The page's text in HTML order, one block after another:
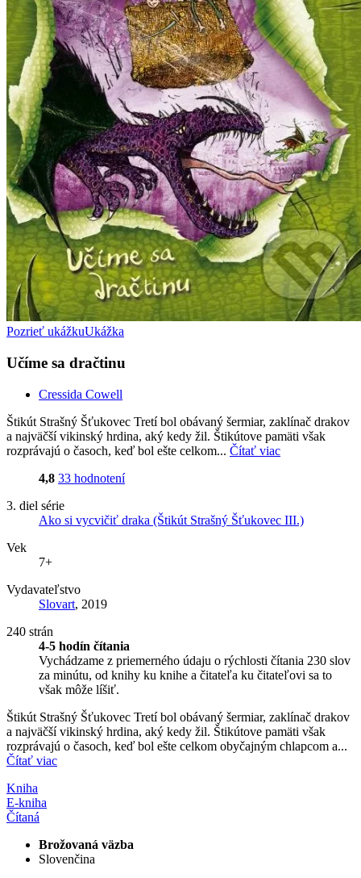
Pozrieť ukážkuUkážka
Učíme sa dračtinu
Cressida Cowell
Štikút Strašný Šťukovec Tretí bol obávaný šermiar, zaklínač drakov
a najväčší vikinský hrdina, aký kedy žil. Štikútove pamäti však
rozprávajú o časoch, keď bol ešte celkom... Čítať viac
4,8 33 hodnotení
3. diel série
Ako si vycvičiť draka (Štikút Strašný Šťukovec III.)
Vek
7+
Vydavateľstvo
Slovart, 2019
240 strán
4-5 hodín čítania
Vychádzame z priemerného údaju o rýchlosti čítania 230 slov
za minútu, od knihy ku knihe a čitateľa ku čitateľovi sa to
však môže líšiť.
Štikút Strašný Šťukovec Tretí bol obávaný šermiar, zaklínač drakov
a najväčší vikinský hrdina, aký kedy žil. Štikútove pamäti však
rozprávajú o časoch, keď bol ešte celkom obyčajným chlapcom a...
Čítať viac
Kniha
E-kniha
Čítaná
Brožovaná väzba
Slovenčina